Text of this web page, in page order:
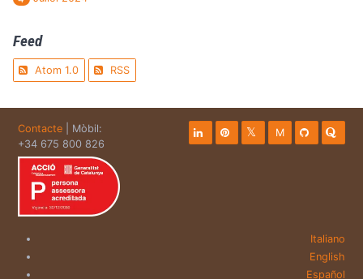
Feed
Atom 1.0 RSS
Contacte | Mòbil:
+34 675 800 826
M
Italiano
English
Español